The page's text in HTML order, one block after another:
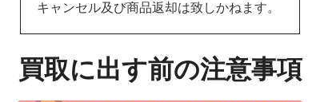
キャンセル及び商品返却は致しかねます。
買取に出す前の注意事項